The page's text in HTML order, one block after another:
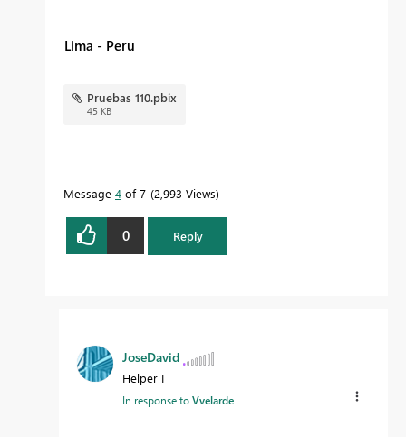
Lima - Peru
Pruebas 110.pbix
45 KB
Message 4 of 7 2,993 Views
0 Reply
JoseDavid
Helper I
In response toVvelarde